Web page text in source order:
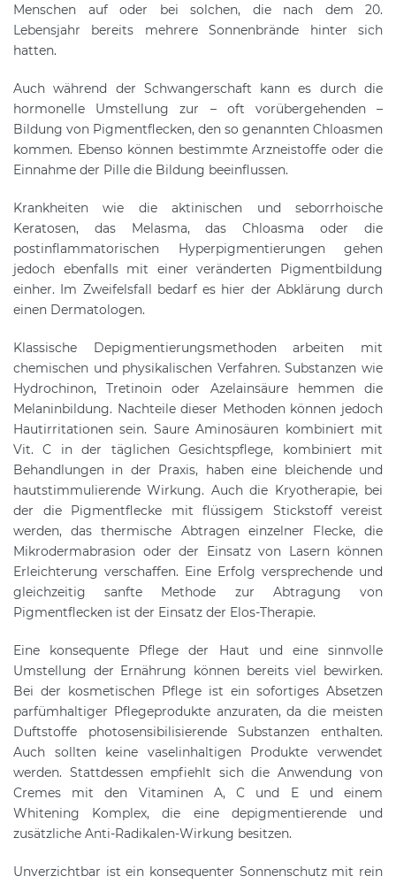
Menschen auf oder bei solchen, die nach dem 20.
Lebensjahr bereits mehrere Sonnenbrände hinter sich
hatten.
Auch während der Schwangerschaft kann es durch die
hormonelle Umstellung zur – oft vorübergehenden –
Bildung von Pigmentflecken, den so genannten Chloasmen
kommen. Ebenso können bestimmte Arzneistoffe oder die
Einnahme der Pille die Bildung beeinflussen.
Krankheiten wie die aktinischen und seborrhoische
Keratosen, das Melasma, das Chloasma oder die
postinflammatorischen Hyperpigmentierungen gehen
jedoch ebenfalls mit einer veränderten Pigmentbildung
einher. Im Zweifelsfall bedarf es hier der Abklärung durch
einen Dermatologen.
Klassische Depigmentierungsmethoden arbeiten mit
chemischen und physikalischen Verfahren. Substanzen wie
Hydrochinon, Tretinoin oder Azelainsäure hemmen die
Melaninbildung. Nachteile dieser Methoden können jedoch
Hautirritationen sein. Saure Aminosäuren kombiniert mit
Vit. C in der täglichen Gesichtspflege, kombiniert mit
Behandlungen in der Praxis, haben eine bleichende und
hautstimmulierende Wirkung. Auch die Kryotherapie, bei
der die Pigmentflecke mit flüssigem Stickstoff vereist
werden, das thermische Abtragen einzelner Flecke, die
Mikrodermabrasion oder der Einsatz von Lasern können
Erleichterung verschaffen. Eine Erfolg versprechende und
gleichzeitig sanfte Methode zur Abtragung von
Pigmentflecken ist der Einsatz der Elos-Therapie.
Eine konsequente Pflege der Haut und eine sinnvolle
Umstellung der Ernährung können bereits viel bewirken.
Bei der kosmetischen Pflege ist ein sofortiges Absetzen
parfümhaltiger Pflegeprodukte anzuraten, da die meisten
Duftstoffe photosensibilisierende Substanzen enthalten.
Auch sollten keine vaselinhaltigen Produkte verwendet
werden. Stattdessen empfiehlt sich die Anwendung von
Cremes mit den Vitaminen A, C und E und einem
Whitening Komplex, die eine depigmentierende und
zusätzliche Anti-Radikalen-Wirkung besitzen.
Unverzichtbar ist ein konsequenter Sonnenschutz mit rein